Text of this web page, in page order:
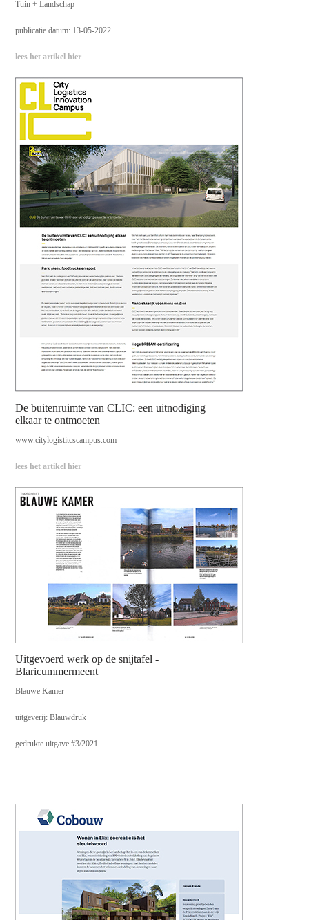
Tuin + Landschap
publicatie datum: 13-05-2022
lees het artikel hier
De buitenruimte van CLIC: een uitnodiging
elkaar te ontmoeten
www.citylogistitcscampus.com
lees het artikel hier
Uitgevoerd werk op de snijtafel -
Blaricummermeent
Blauwe Kamer
uitgeverij: Blauwdruk
gedrukte uitgave #3/2021